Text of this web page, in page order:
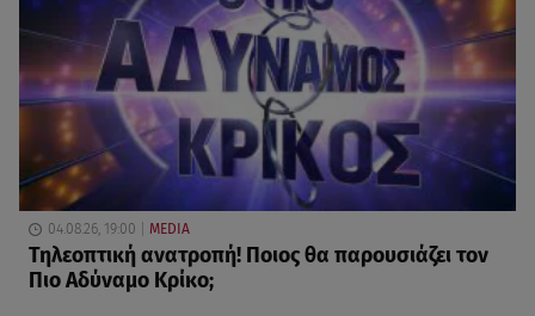
04.08.26, 19:00 MEDIA
Τηλεοπτική ανατροπή! Ποιος θα παρουσιάζει τον
Πιο Αδύναμο Κρίκο;